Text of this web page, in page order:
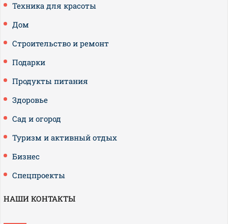
Техника для красоты
Дом
Строительство и ремонт
Подарки
Продукты питания
Здоровье
Сад и огород
Туризм и активный отдых
Бизнес
Спецпроекты
НАШИ КОНТАКТЫ